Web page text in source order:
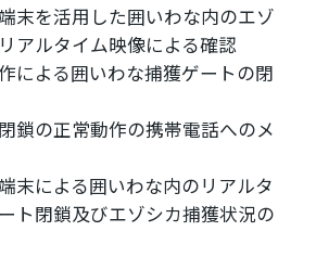
末を活用した囲いわな内のエゾ
アルタイム映像による確認
による囲いわな捕獲ゲートの閉
鎖の正常動作の携帯電話へのメ
末による囲いわな内のリアルタ
ト閉鎖及びエゾシカ捕獲状況の